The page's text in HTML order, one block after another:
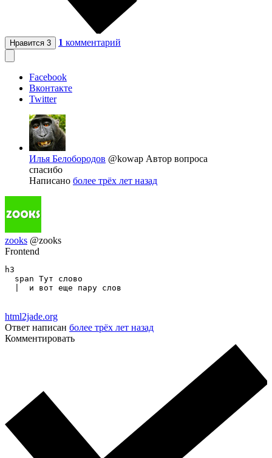
Нравится 3 1 комментарий
Facebook
Вконтакте
Twitter
Илья Белобородов @kowap Автор вопроса
спасибо
Написано более трёх лет назад
zooks @zooks
Frontend
h3
  span Тут слово
  |  и вот еще пару слов
html2jade.org
Ответ написан более трёх лет назад
Комментировать